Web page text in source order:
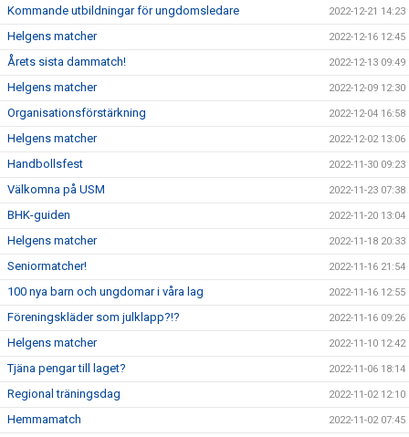
Kommande utbildningar för ungdomsledare 2022-12-21 14:23
Helgens matcher 2022-12-16 12:45
Årets sista dammatch! 2022-12-13 09:49
Helgens matcher 2022-12-09 12:30
Organisationsförstärkning 2022-12-04 16:58
Helgens matcher 2022-12-02 13:06
Handbollsfest 2022-11-30 09:23
Välkomna på USM 2022-11-23 07:38
BHK-guiden 2022-11-20 13:04
Helgens matcher 2022-11-18 20:33
Seniormatcher! 2022-11-16 21:54
100 nya barn och ungdomar i våra lag 2022-11-16 12:55
Föreningskläder som julklapp?!? 2022-11-16 09:26
Helgens matcher 2022-11-10 12:42
Tjäna pengar till laget? 2022-11-06 18:14
Regional träningsdag 2022-11-02 12:10
Hemmamatch 2022-11-02 07:45